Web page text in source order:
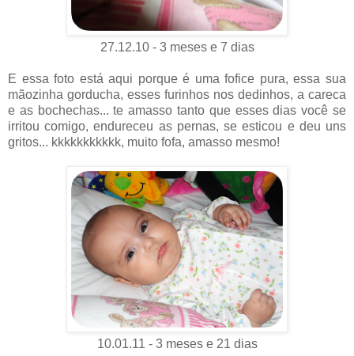
27.12.10 - 3 meses e 7 dias
E essa foto está aqui porque é uma fofice pura, essa sua
mãozinha gorducha, esses furinhos nos dedinhos, a careca
e as bochechas... te amasso tanto que esses dias você se
irritou comigo, endureceu as pernas, se esticou e deu uns
gritos... kkkkkkkkkkk, muito fofa, amasso mesmo!
10.01.11 - 3 meses e 21 dias